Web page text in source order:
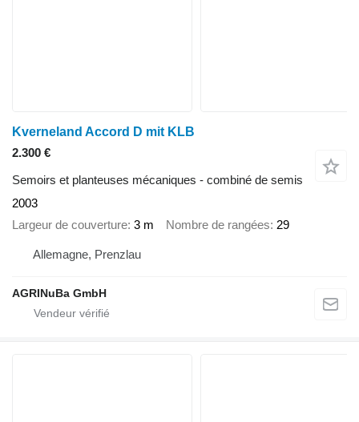
Kverneland Accord D mit KLB
2.300 €
Semoirs et planteuses mécaniques - combiné de semis
2003
Largeur de couverture 3 m Nombre de rangées 29
Allemagne, Prenzlau
AGRINuBa GmbH